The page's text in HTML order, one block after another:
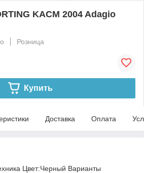
KACM 2004 Adagio
Розница
Купить
Доставка Оплата
Цвет:Черный Варианты